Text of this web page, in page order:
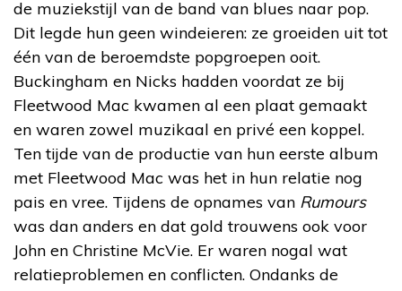
de muziekstijl van de band van blues naar pop.
Dit legde hun geen windeieren: ze groeiden uit tot
één van de beroemdste popgroepen ooit.
Buckingham en Nicks hadden voordat ze bij
Fleetwood Mac kwamen al een plaat gemaakt
en waren zowel muzikaal en privé een koppel.
Ten tijde van de productie van hun eerste album
met Fleetwood Mac was het in hun relatie nog
pais en vree. Tijdens de opnames van Rumours
was dan anders en dat gold trouwens ook voor
John en Christine McVie. Er waren nogal wat
relatieproblemen en conflicten. Ondanks de